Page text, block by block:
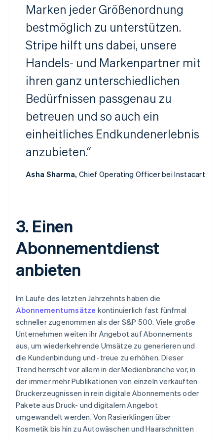
Marken jeder Größenordnung
bestmöglich zu unterstützen.
Stripe hilft uns dabei, unsere
Handels- und Markenpartner mit
ihren ganz unterschiedlichen
Bedürfnissen passgenau zu
betreuen und so auch ein
einheitliches Endkundenerlebnis
anzubieten.“
Asha Sharma, Chief Operating Officer bei Instacart
3. Einen
Abonnementdienst
anbieten
Im Laufe des letzten Jahrzehnts haben die
Abonnementumsätze kontinuierlich fast fünfmal
schneller zugenommen als der S&P 500. Viele große
Unternehmen weiten ihr Angebot auf Abonnements
aus, um wiederkehrende Umsätze zu generieren und
die Kundenbindung und -treue zu erhöhen. Dieser
Trend herrscht vor allem in der Medienbranche vor, in
der immer mehr Publikationen von einzeln verkauften
Druckerzeugnissen in rein digitale Abonnements oder
Pakete aus Druck- und digitalem Angebot
umgewandelt werden. Von Rasierklingen über
Kosmetik bis hin zu Autowäschen und Haarschnitten